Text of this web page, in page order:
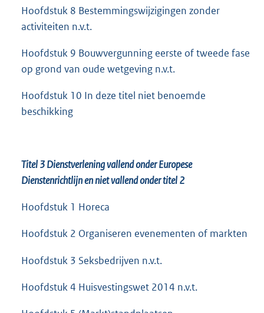
Hoofdstuk 8 Bestemmingswijzigingen zonder
activiteiten n.v.t.
Hoofdstuk 9 Bouwvergunning eerste of tweede fase
op grond van oude wetgeving n.v.t.
Hoofdstuk 10 In deze titel niet benoemde
beschikking
Titel 3 Dienstverlening vallend onder Europese
Dienstenrichtlijn en niet vallend onder titel 2
Hoofdstuk 1 Horeca
Hoofdstuk 2 Organiseren evenementen of markten
Hoofdstuk 3 Seksbedrijven n.v.t.
Hoofdstuk 4 Huisvestingswet 2014 n.v.t.